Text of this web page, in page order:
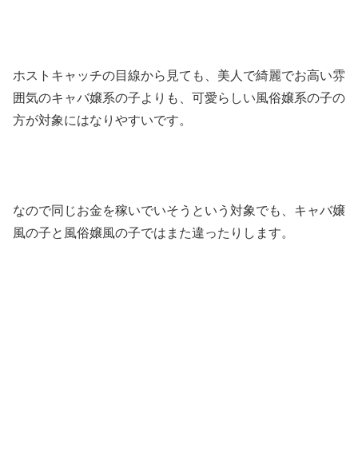
ホストキャッチの目線から見ても、美人で綺麗でお高い雰
囲気のキャバ嬢系の子よりも、可愛らしい風俗嬢系の子の
方が対象にはなりやすいです。
なので同じお金を稼いでいそうという対象でも、キャバ嬢
風の子と風俗嬢風の子ではまた違ったりします。